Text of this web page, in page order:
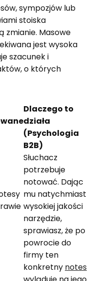
sympozjów lub
stoiska
zmianie. Masowe
jest wysoka
szacunek i
o których
Dlaczego to
działa
(Psychologia
B2B)
Słuchacz
potrzebuje
notować. Dając
mu natychmiast
wysokiej jakości
narzędzie,
sprawiasz, że po
powrocie do
firmy ten
konkretny notes